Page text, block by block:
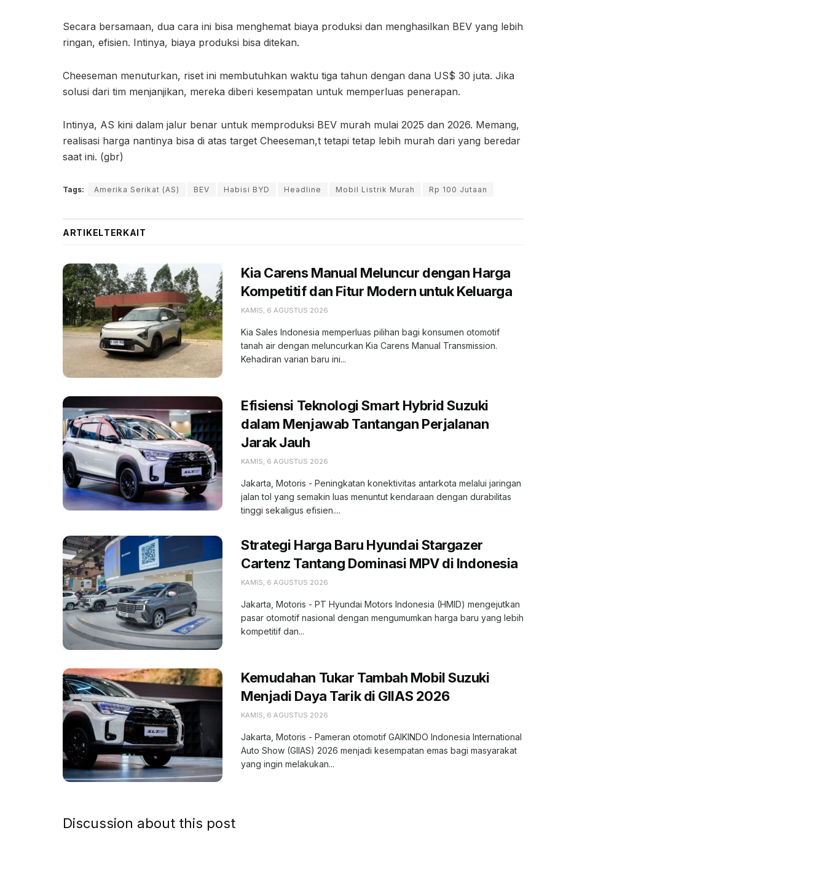
Secara bersamaan, dua cara ini bisa menghemat biaya produksi dan menghasilkan BEV yang lebih
ringan, efisien. Intinya, biaya produksi bisa ditekan.
Cheeseman menuturkan, riset ini membutuhkan waktu tiga tahun dengan dana US$ 30 juta. Jika
solusi dari tim menjanjikan, mereka diberi kesempatan untuk memperluas penerapan.
Intinya, AS kini dalam jalur benar untuk memproduksi BEV murah mulai 2025 dan 2026. Memang,
realisasi harga nantinya bisa di atas target Cheeseman,t tetapi tetap lebih murah dari yang beredar
saat ini. (gbr)
Tags: Amerika Serikat (AS) BEV Habisi BYD Headline Mobil Listrik Murah Rp 100 Jutaan
ARTIKELTERKAIT
Kia Carens Manual Meluncur dengan Harga
Kompetitif dan Fitur Modern untuk Keluarga
KAMIS, 6 AGUSTUS 2026
Kia Sales Indonesia memperluas pilihan bagi konsumen otomotif
tanah air dengan meluncurkan Kia Carens Manual Transmission.
Kehadiran varian baru ini...
Efisiensi Teknologi Smart Hybrid Suzuki
dalam Menjawab Tantangan Perjalanan
Jarak Jauh
KAMIS, 6 AGUSTUS 2026
Jakarta, Motoris - Peningkatan konektivitas antarkota melalui jaringan
jalan tol yang semakin luas menuntut kendaraan dengan durabilitas
tinggi sekaligus efisien....
Strategi Harga Baru Hyundai Stargazer
Cartenz Tantang Dominasi MPV di Indonesia
KAMIS, 6 AGUSTUS 2026
Jakarta, Motoris - PT Hyundai Motors Indonesia (HMID) mengejutkan
pasar otomotif nasional dengan mengumumkan harga baru yang lebih
kompetitif dan...
Kemudahan Tukar Tambah Mobil Suzuki
Menjadi Daya Tarik di GIIAS 2026
KAMIS, 6 AGUSTUS 2026
Jakarta, Motoris - Pameran otomotif GAIKINDO Indonesia International
Auto Show (GIIAS) 2026 menjadi kesempatan emas bagi masyarakat
yang ingin melakukan...
Discussion about this post